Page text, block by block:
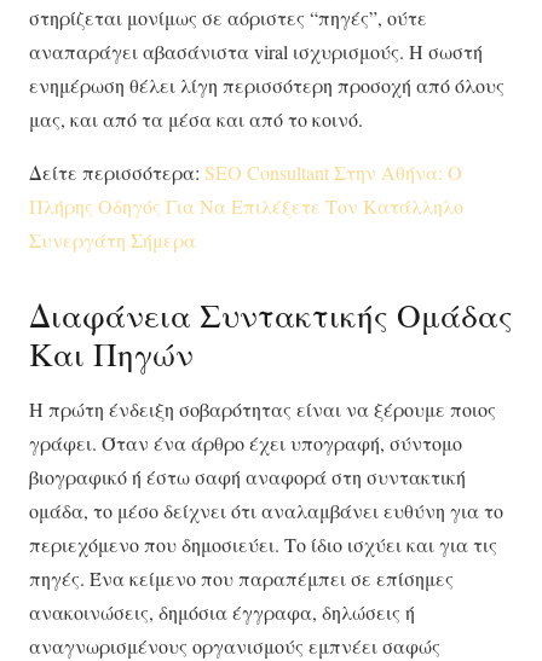
στηρίζεται μονίμως σε αόριστες “πηγές”, ούτε
αναπαράγει αβασάνιστα viral ισχυρισμούς. Η σωστή
ενημέρωση θέλει λίγη περισσότερη προσοχή από όλους
μας, και από τα μέσα και από το κοινό.
Δείτε περισσότερα: SEO Consultant Στην Αθήνα: Ο
Πλήρης Οδηγός Για Να Επιλέξετε Τον Κατάλληλο
Συνεργάτη Σήμερα
Διαφάνεια Συντακτικής Ομάδας
Και Πηγών
Η πρώτη ένδειξη σοβαρότητας είναι να ξέρουμε ποιος
γράφει. Όταν ένα άρθρο έχει υπογραφή, σύντομο
βιογραφικό ή έστω σαφή αναφορά στη συντακτική
ομάδα, το μέσο δείχνει ότι αναλαμβάνει ευθύνη για το
περιεχόμενο που δημοσιεύει. Το ίδιο ισχύει και για τις
πηγές. Ένα κείμενο που παραπέμπει σε επίσημες
ανακοινώσεις, δημόσια έγγραφα, δηλώσεις ή
αναγνωρισμένους οργανισμούς εμπνέει σαφώς